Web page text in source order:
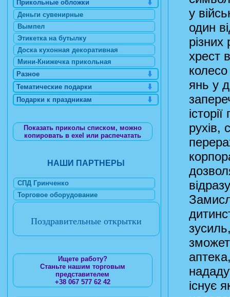
у
один
хрест
колесо
янь у
рухів,
існує
Прикольные обложки
Деньги сувенирные
Вымпел
Этикетка на бутылку
Доска кухонная декоративная
Мини-Книжечка прикольная
Разное
Тематические подарки
Подарки к праздникам
Показать приколы списком, можно
копировать в exel или распечатать
НАШИ ПАРТНЕРЫ
СПД Гринченко
Торговое оборудование
Поздравительные открытки
Ищете работу?
Станьте нашим торговым
представителем
+38 067 577 62 42